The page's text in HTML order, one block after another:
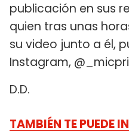
publicación en sus
quien tras unas
su video junto a él,
Instagram,
D.D.
TAMBIÉN TE PUEDE